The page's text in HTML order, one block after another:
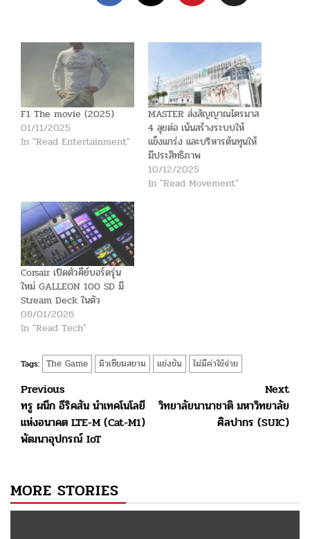
F1 The movie (2025)
01/11/2025
In "Read Entertainment"
MASTER ส่งสัญญาณไตรมาส
4 ลุยต่อ เน้นสร้างระบบให้
แข็งแกร่ง และบริหารต้นทุนให้
มีประสิทธิภาพ
10/12/2025
In "Read Movement"
Corsair เปิดตัวคีย์บอร์ดรุ่น
ใหม่ GALLEON 100 SD มี
Stream Deck ในตัว
08/01/2026
In "Read Tech"
Tags: The Game มิวเซียมสยาม แข่งขัน ไม่มีค่าใช้จ่าย
Post
navigation
Previous
ทรู ผนึก อีริคสัน นำเทคโนโลยี
แห่งอนาคต LTE-M (Cat-M1)
พัฒนาอุปกรณ์ IoT
Next
วิทยาลัยนานาชาติ มหาวิทยาลัย
ศิลปากร (SUIC)
MORE STORIES